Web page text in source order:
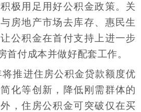
极用足用好公积金政策。关
房地产市场去库存、惠民生
公积金在首付支持上进一步
首付成本并做好配套工作。
推进住房公积金贷款额度优
化等创新，降低刚需群体的
，住房公积金可突破仅在买